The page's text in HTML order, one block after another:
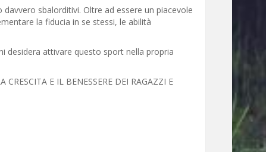
sbalorditivi. Oltre ad essere un piacevole
la fiducia in se stessi, le abilità
desidera attivare questo sport nella propria
E IL BENESSERE DEI RAGAZZI E